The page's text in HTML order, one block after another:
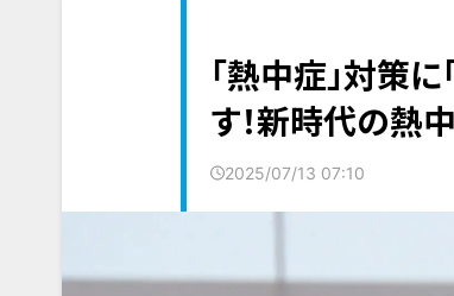
「熱中症」対策
す！新時代の熱
2025/07/13 07:10